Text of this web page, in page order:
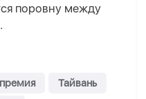
поровну между
Тайвань